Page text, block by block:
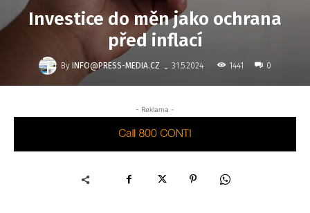
Investice do měn jako ochrana
před inflací
By INFO@PRESS-MEDIA.CZ - 31.5.2024 1441 0
- Reklama -